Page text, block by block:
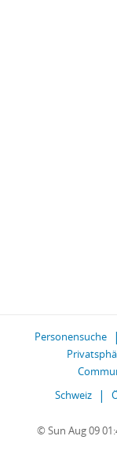
Personensuche
Schweiz
© Sun Aug 09